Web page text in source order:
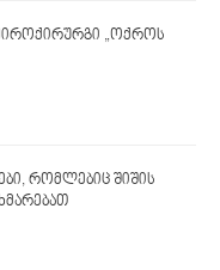
„ოქროს
რომლებიც შიშის